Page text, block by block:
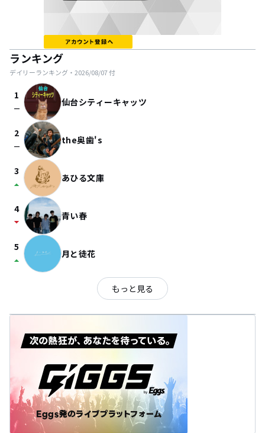
ランキング
デイリーランキング・ 2026/08/07付
1
check_indeterminate_small 仙台シティーキャッツ
2
check_indeterminate_small the奥歯's
3
arrow_drop_up あひる文庫
4
arrow_drop_down 青い春
5
arrow_drop_up 月と徒花
もっと見る